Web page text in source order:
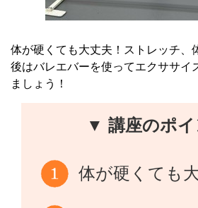
体が硬くても大丈夫！ストレッチ、
後はバレエバーを使ってエクササイ
ましょう！
▼ 講座のポイ
体が硬くても